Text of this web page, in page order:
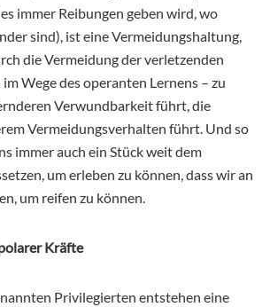
immer Reibungen geben wird, wo
sind), ist eine Vermeidungshaltung,
die Vermeidung der verletzenden
Wege des operanten Lernens – zu
Verwundbarkeit führt, die
Vermeidungsverhalten führt. Und so
immer auch ein Stück weit dem
um erleben zu können, dass wir an
um reifen zu können.
Kräfte
Privilegierten entstehen eine